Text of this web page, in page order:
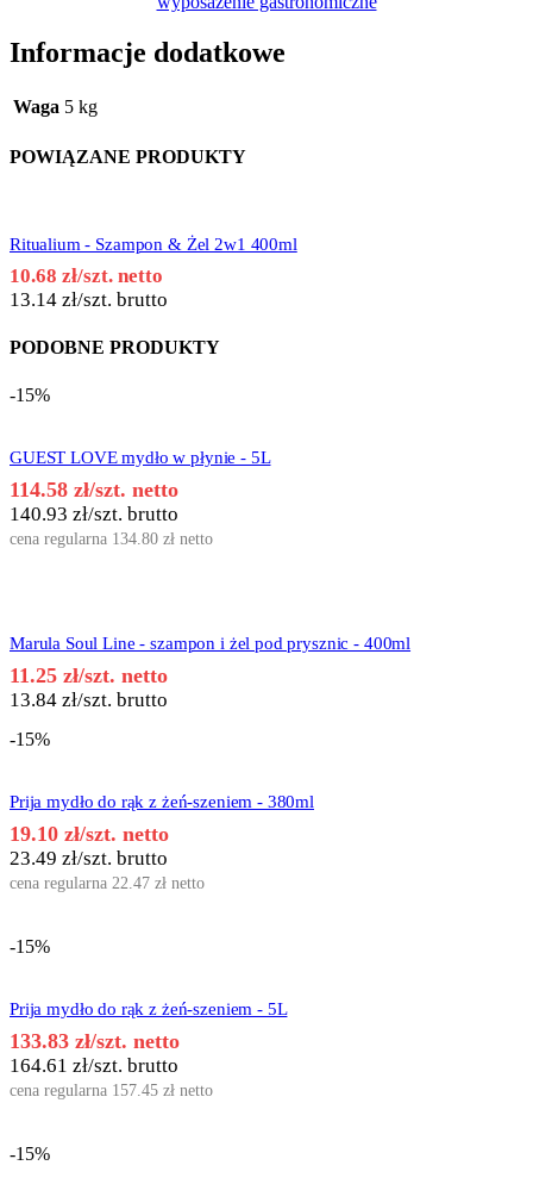
Informacje dodatkowe
Waga 5 kg
POWIĄZANE PRODUKTY
Ritualium - Szampon & Żel 2w1 400ml
10.68 zł/szt. netto
13.14 zł/szt. brutto
PODOBNE PRODUKTY
-15%
GUEST LOVE mydło w płynie - 5L
114.58 zł/szt. netto
140.93 zł/szt. brutto
cena regularna 134.80 zł netto
Marula Soul Line - szampon i żel pod prysznic - 400ml
11.25 zł/szt. netto
13.84 zł/szt. brutto
-15%
Prija mydło do rąk z żeń-szeniem - 380ml
19.10 zł/szt. netto
23.49 zł/szt. brutto
cena regularna 22.47 zł netto
-15%
Prija mydło do rąk z żeń-szeniem - 5L
133.83 zł/szt. netto
164.61 zł/szt. brutto
cena regularna 157.45 zł netto
-15%